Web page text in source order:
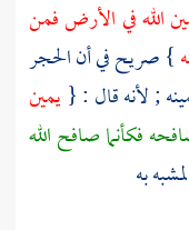
الله في الأرض فمن
} صريح في أنالحجر
; لأنه قال : {يمين
فكأنما صافح الله
به